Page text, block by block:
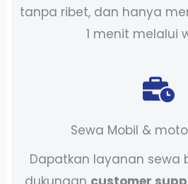
tanpa ribet, dan hanya
1 menit melalui
Sewa Mobil &
Dapatkan layanan sewa